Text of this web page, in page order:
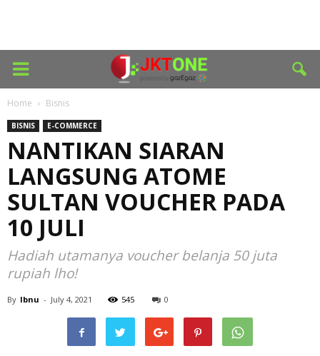
Home Bisnis
BISNIS E-COMMERCE
NANTIKAN SIARAN
LANGSUNG ATOME
SULTAN VOUCHER PADA
10 JULI
Hadiah utamanya voucher belanja 50 juta
rupiah lho!
By Ibnu - July 4, 2021 545 0